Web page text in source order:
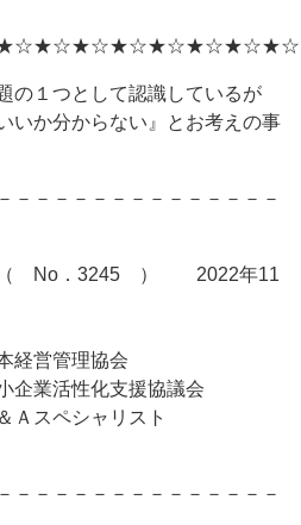
１つとして認識しているが
か分からない』とお考えの事
－－－－－－－－－－－－－－
（ No．3245 ） 2022年11
協会
支援協議会
シャリスト
－－－－－－－－－－－－－－